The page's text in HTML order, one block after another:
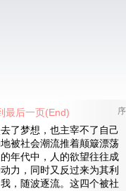
序
了梦想，也主宰不了自己
被社会潮流推着颠簸漂荡
年代中，人的欲望往往成
力，同时又反过来为其利
，随波逐流。这四个被社
最后一页(End)